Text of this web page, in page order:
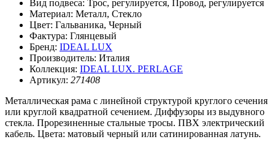
Вид подвеса: Трос, регулируется, Провод, регулируется
Материал: Металл, Стекло
Цвет: Гальваника, Черный
Фактура: Глянцевый
Бренд: IDEAL LUX
Производитель: Италия
Коллекция: IDEAL LUX. PERLAGE
Артикул: 271408
Металлическая рама с линейной структурой круглого сечения
или круглой квадратной сечением. Диффузоры из выдувного
стекла. Прорезиненные стальные тросы. ПВХ электрический
кабель. Цвета: матовый черный или сатинированная латунь.